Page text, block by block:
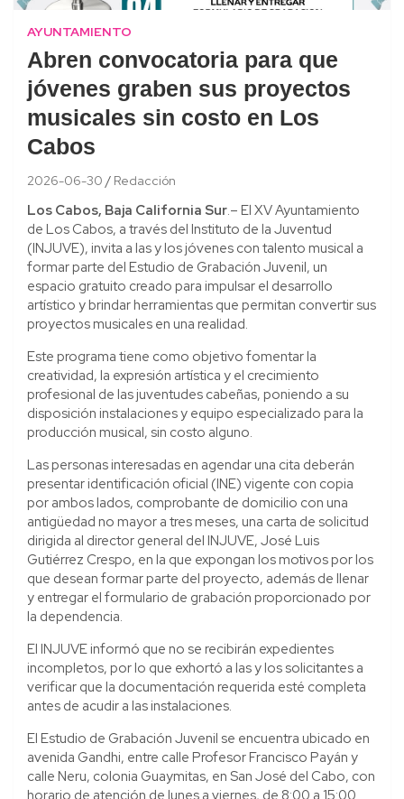
AYUNTAMIENTO
Abren convocatoria para que
jóvenes graben sus proyectos
musicales sin costo en Los
Cabos
2026-06-30 Redacción
Los Cabos, Baja California Sur.– El XV Ayuntamiento
de Los Cabos, a través del Instituto de la Juventud
(INJUVE), invita a las y los jóvenes con talento musical a
formar parte del Estudio de Grabación Juvenil, un
espacio gratuito creado para impulsar el desarrollo
artístico y brindar herramientas que permitan convertir sus
proyectos musicales en una realidad.
Este programa tiene como objetivo fomentar la
creatividad, la expresión artística y el crecimiento
profesional de las juventudes cabeñas, poniendo a su
disposición instalaciones y equipo especializado para la
producción musical, sin costo alguno.
Las personas interesadas en agendar una cita deberán
presentar identificación oficial (INE) vigente con copia
por ambos lados, comprobante de domicilio con una
antigüedad no mayor a tres meses, una carta de solicitud
dirigida al director general del INJUVE, José Luis
Gutiérrez Crespo, en la que expongan los motivos por los
que desean formar parte del proyecto, además de llenar
y entregar el formulario de grabación proporcionado por
la dependencia.
El INJUVE informó que no se recibirán expedientes
incompletos, por lo que exhortó a las y los solicitantes a
verificar que la documentación requerida esté completa
antes de acudir a las instalaciones.
El Estudio de Grabación Juvenil se encuentra ubicado en
avenida Gandhi, entre calle Profesor Francisco Payán y
calle Neru, colonia Guaymitas, en San José del Cabo, con
horario de atención de lunes a viernes, de 8:00 a 15:00